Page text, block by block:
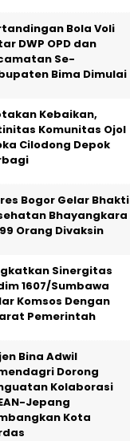
Bola Voli
DWP OPD dan
Se-
Bima Dimulai
Kebaikan,
Komunitas Ojol
Cilodong Depok
Bogor Gelar Bhakti
Bhayangkara
Orang Divaksin
Sinergitas
1607/Sumbawa
Komsos Dengan
Pemerintah
Bina Adwil
Dorong
Kolaborasi
Jepang
Kota